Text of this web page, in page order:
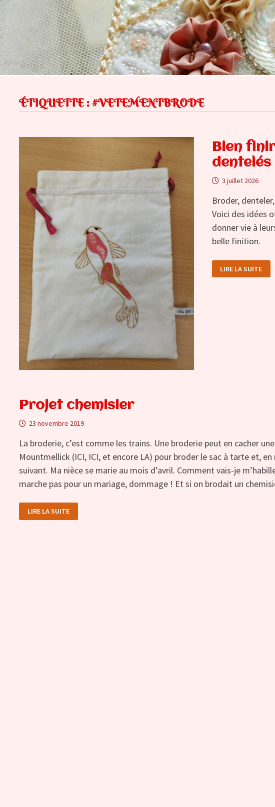
ÉTIQUETTE : #VETEMENTBRODE
Bien
dentelés
3 juillet 2026
Broder,
Voici des idées
donner vie à
belle finition.
FINIR
SES
LIRE LA SUITE
Projet chemisier
23 novembre 2019
La broderie, c’est comme les trains. Une broderie peut en cacher
Mountmellick (ICI, ICI, et encore LA) pour broder le sac à tarte et,
suivant. Ma nièce se marie au mois d’avril. Comment vais-je
marche pas pour un mariage, dommage ! Et si on brodait un
PROJET
CHEMISIER
LIRE LA SUITE